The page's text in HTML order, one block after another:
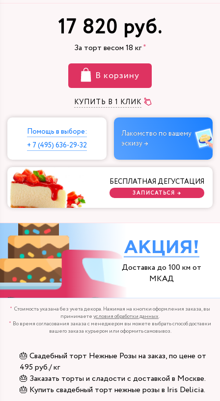
17 820 руб.
За торт весом 18 кг
В корзину
КУПИТЬ В 1 КЛИК
Помощь в выборе:
+ 7 (495) 636-29-32
Лакомство по вашему
эскизу →
БЕСПЛАТНАЯ ДЕГУСТАЦИЯ
ЗАПИСАТЬСЯ →
АКЦИЯ!
Доставка до 100 км от
МКАД
Стоимость указана без учета декора. Нажимая на кнопки оформления заказа, вы
принимаетеусловия обработки данных.
Во время согласования заказа с менеджером вы можете выбрать способ доставки
вашего заказа курьером или оформить самовывоз.
🎂 Свадебный торт Нежные Розы на заказ, по цене от
495 руб./ кг
🎂 Заказать торты и сладости с доставкой в Москве.
🎂 Купить свадебный торт нежные розы в Iris Delicia.